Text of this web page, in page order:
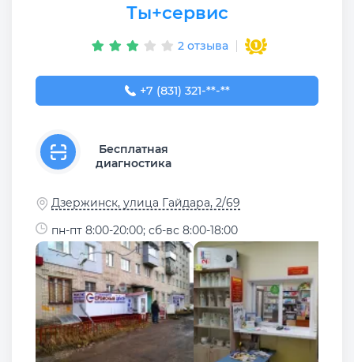
Ты+сервис
2 отзыва
+7 (831) 321-89-90
+7 (831) 321-**-**
Бесплатная
диагностика
Дзержинск, улица Гайдара, 2/69
пн-пт 8:00-20:00; сб-вс 8:00-18:00